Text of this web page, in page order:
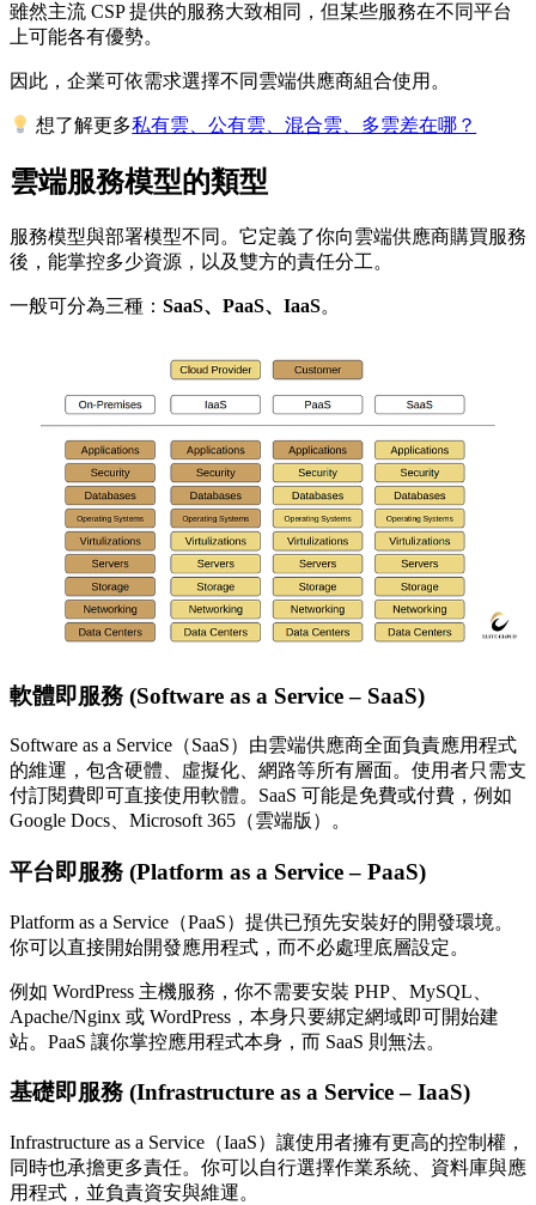
雖然主流 CSP 提供的服務大致相同，但某些服務在不同平台
上可能各有優勢。
因此，企業可依需求選擇不同雲端供應商組合使用。
想了解更多私有雲、公有雲、混合雲、多雲差在哪？
雲端服務模型的類型
服務模型與部署模型不同。它定義了你向雲端供應商購買服務
後，能掌控多少資源，以及雙方的責任分工。
一般可分為三種： SaaS、PaaS、IaaS。
軟體即服務 (Software as a Service – SaaS)
Software as a Service（SaaS）由雲端供應商全面負責應用程式
的維運，包含硬體、虛擬化、網路等所有層面。使用者只需支
付訂閱費即可直接使用軟體。SaaS 可能是免費或付費，例如
Google Docs、Microsoft 365（雲端版）。
平台即服務 (Platform as a Service – PaaS)
Platform as a Service（PaaS）提供已預先安裝好的開發環境。
你可以直接開始開發應用程式，而不必處理底層設定。
例如 WordPress 主機服務，你不需要安裝 PHP、MySQL、
Apache/Nginx 或 WordPress，本身只要綁定網域即可開始建
站。PaaS 讓你掌控應用程式本身，而 SaaS 則無法。
基礎即服務 (Infrastructure as a Service – IaaS)
Infrastructure as a Service（IaaS）讓使用者擁有更高的控制權，
同時也承擔更多責任。你可以自行選擇作業系統、資料庫與應
用程式，並負責資安與維運。